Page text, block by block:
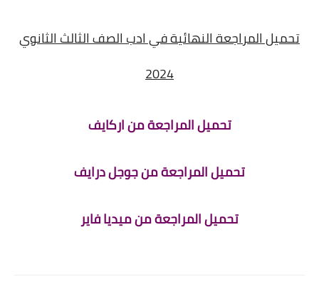
تحميل المراجعة النهائية في ادب الصف الثالث الثانوي
2024
تحميل المراجعة من اركايف
تحميل المراجعة من جوجل درايف
تحميل المراجعة من ميديا فاير